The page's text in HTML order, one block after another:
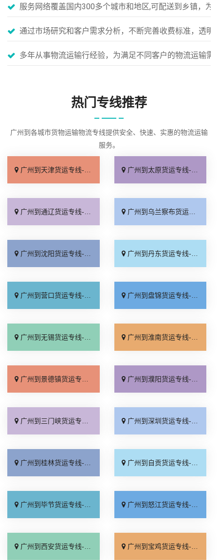
服务网络覆盖国内300多个城市和地区,可配送到乡镇，为
通过市场研究和客户需求分析，不断完善收费标准，透明
多年从事物流运输行经验，为满足不同客户的物流运输
热门专线推荐
广州到各城市货物运输物流专线提供安全、快速、实惠的物流运输
服务。
广州到天津货运专线-广州到天津物流公司_专业可靠「运保时效」 广州到太原货运专线-广州到太原物流公司_计费标准「多少一方」
广州到通辽货运专线-广州到通辽物流公司_损坏理赔「保证时效」 广州到乌兰察布货运专线-广州到乌兰察布物流公司_零担配货「多少一吨」
广州到沈阳货运专线-广州到沈阳物流公司_运价行情「送货到门」 广州到丹东货运专线-广州到丹东物流公司_多少一方「全境派送」
广州到营口货运专线-广州到营口物流公司_服务周到「快速响应」 广州到盘锦货运专线-广州到盘锦物流公司_收费标准「全境配送」
广州到无锡货运专线-广州到无锡物流公司_几天到达「市县闪送」 广州到淮南货运专线-广州到淮南物流公司_专线快运「快速直达」
广州到景德镇货运专线-广州到景德镇物流公司_运价实惠「费用多少」 广州到濮阳货运专线-广州到濮阳物流公司_全程直达「定点发车」
广州到三门峡货运专线-广州到三门峡物流公司_运费多少「要几天到」 广州到深圳货运专线-广州到深圳物流公司_诚信经营「保证时效」
广州到桂林货运专线-广州到桂林物流公司_上门提货「市县派送」 广州到自贡货运专线-广州到自贡物流公司_多少一方「实时跟踪 」
广州到毕节货运专线-广州到毕节物流公司_每日发车「专业调车」 广州到怒江货运专线-广州到怒江物流公司_省事省心「全境到达」
广州到西安货运专线-广州到西安物流公司_上门取件「运保时效」 广州到宝鸡货运专线-广州到宝鸡物流公司_运保时效「送货上门」